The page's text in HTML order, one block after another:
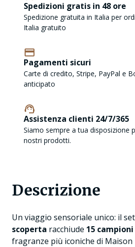
Spedizioni gratis in 48 ore
Spedizione gratuita in Italia per
Italia gratuito
Pagamenti sicuri
Carte di credito, Stripe, PayPal e
anticipato
Assistenza clienti 24/7/365
Siamo sempre a tua disposizione
nostri prodotti.
Descrizione
Un viaggio sensoriale unico: il set
scoperta racchiude 15
fragranze più iconiche di Maison